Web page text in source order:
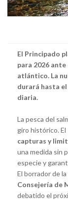
El Principado
para 2026
atlántico. La
durará hasta el
diaria.
La pesca del
giro histórico.
capturas y
una medida sin
especie y
El borrador de
Consejería de
debatido el